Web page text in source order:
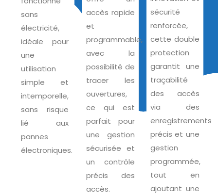
sans
électricité,
idéale pour
une
utilisation
simple et
intemporelle,
sans risque
lié aux
pannes
électroniques.
accès rapide
et
programmable,
avec la
possibilité de
tracer les
ouvertures,
ce qui est
parfait pour
une gestion
sécurisée et
un contrôle
précis des
accès.
sécurité
renforcée,
cette double
protection
garantit une
traçabilité
des accès
via des
enregistrements
précis et une
gestion
programmée,
tout en
ajoutant une